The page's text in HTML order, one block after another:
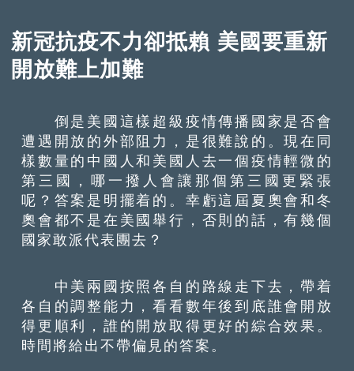
新冠抗疫不力卻抵賴 美國要重新
開放難上加難
倒是美國這樣超級疫情傳播國家是否會
遭遇開放的外部阻力，是很難說的。現在同
樣數量的中國人和美國人去一個疫情輕微的
第三國，哪一撥人會讓那個第三國更緊張
呢？答案是明擺着的。幸虧這屆夏奧會和冬
奧會都不是在美國舉行，否則的話，有幾個
國家敢派代表團去？
中美兩國按照各自的路線走下去，帶着
各自的調整能力，看看數年後到底誰會開放
得更順利，誰的開放取得更好的綜合效果。
時間將給出不帶偏見的答案。